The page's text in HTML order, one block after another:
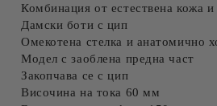
Комбинация от естествена кожа и
Дамски боти с цип
Омекотена стелка и анатомично
Модел с заоблена предна част
Закопчава се с цип
Височина на тока 60 мм